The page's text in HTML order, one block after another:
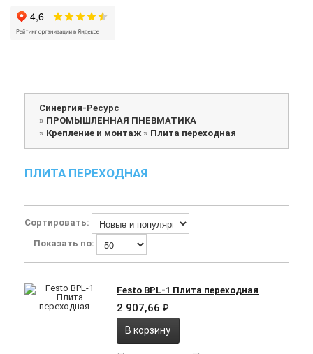
Синергия-Ресурс
» ПРОМЫШЛЕННАЯ ПНЕВМАТИКА
» Крепление и монтаж » Плита переходная
ПЛИТА ПЕРЕХОДНАЯ
Сортировать:
Показать по:
Festo BPL-1 Плита переходная
2 907,66₽
В корзину